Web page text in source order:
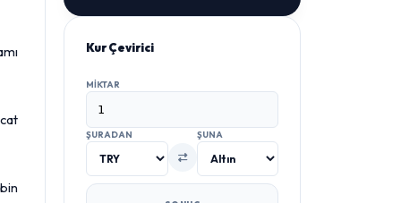
Kur Çevirici
MIKTAR
ŞURADAN ŞUNA